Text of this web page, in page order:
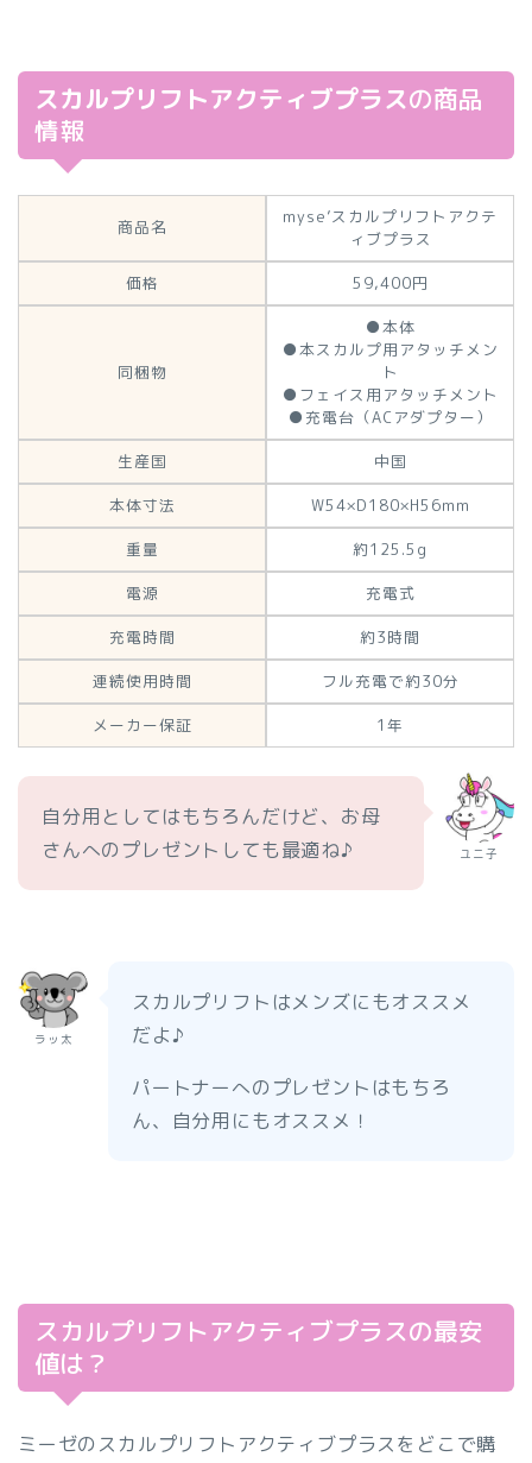
スカルプリフトアクティブプラスの商品
情報
商品名
myse’スカルプリフトアクテ
ィブプラス
価格 59,400円
同梱物
●本体
●本スカルプ用アタッチメン
ト
●フェイス用アタッチメント
●充電台（ACアダプター）
生産国 中国
本体寸法 W54×D180×H56mm
重量 約125.5g
電源 充電式
充電時間 約3時間
連続使用時間 フル充電で約30分
メーカー保証 1年
ユニ子
自分用としてはもちろんだけど、お母
さんへのプレゼントしても最適ね♪
ラッ太
スカルプリフトはメンズにもオススメ
だよ♪
パートナーへのプレゼントはもちろ
ん、自分用にもオススメ！
スカルプリフトアクティブプラスの最安
値は？
ミーゼのスカルプリフトアクティブプラスをどこで購